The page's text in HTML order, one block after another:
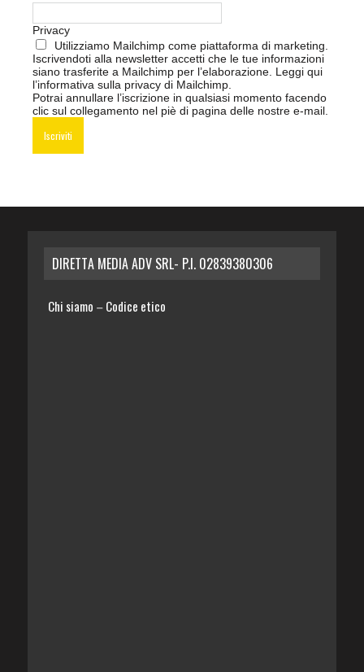
Privacy
Utilizziamo Mailchimp come piattaforma di marketing.
Iscrivendoti alla newsletter accetti che le tue informazioni
siano trasferite a Mailchimp per l’elaborazione. Leggi qui
l’informativa sulla privacy di Mailchimp
Potrai annullare l’iscrizione in qualsiasi momento facendo
clic sul collegamento nel piè di pagina delle nostre e-mail.
DIRETTA MEDIA ADV SRL- P.I. 02839380306
Chi siamo – Codice etico